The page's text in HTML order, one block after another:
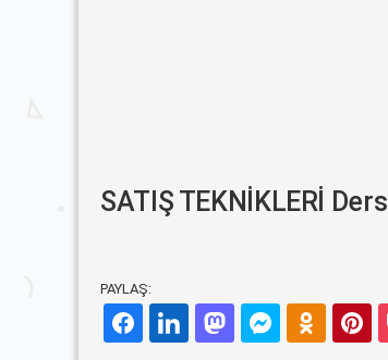
SATIŞ TEKNİKLERİ
PAYLAŞ: